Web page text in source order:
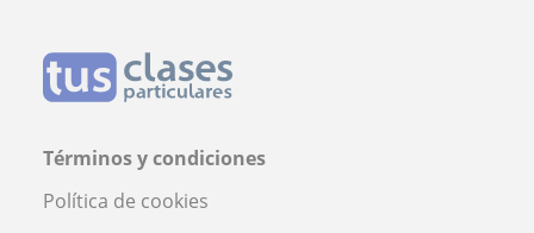
Términos y condiciones
Política de cookies